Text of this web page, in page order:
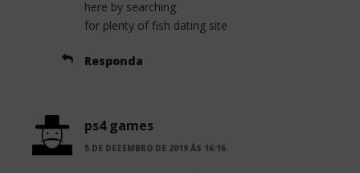
here by searching
for plenty of fish dating site
Responda
ps4 games
5 DE DEZEMBRO DE 2019 ÀS 16:16